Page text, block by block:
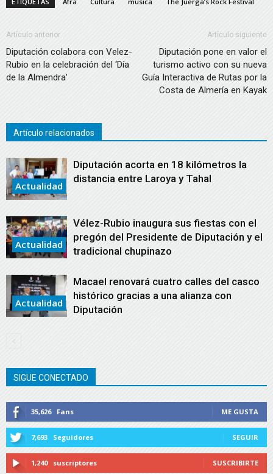
Artículo anterior
Diputación colabora con Velez-
Rubio en la celebración del ‘Día
de la Almendra’
Artículo siguiente
Diputación pone en valor el
turismo activo con su nueva
Guía Interactiva de Rutas por la
Costa de Almería en Kayak
Artículo relacionados
Actualidad
Diputación acorta en 18 kilómetros la
distancia entre Laroya y Tahal
Actualidad
Vélez-Rubio inaugura sus fiestas con el
pregón del Presidente de Diputación y el
tradicional chupinazo
Actualidad
Macael renovará cuatro calles del casco
histórico gracias a una alianza con
Diputación
SIGUE CONECTADO
35,626 Fans ME GUSTA
7,693 Seguidores SEGUIR
1,240 suscriptores SUSCRIBIRTE